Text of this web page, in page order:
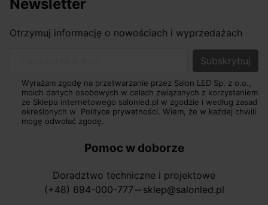
Newsletter
Otrzymuj informację o nowościach i wyprzedażach
Wyrażam zgodę na przetwarzanie przez Salon LED Sp. z o.o.,
moich danych osobowych w celach związanych z korzystaniem
ze Sklepu internetowego salonled.pl w zgodzie i według zasad
określonych w Polityce prywatności. Wiem, że w każdej chwili
mogę odwołać zgodę.
Pomoc w doborze
Doradztwo techniczne i projektowe
(+48) 694-000-777 horizontal_rule sklep@salonled.pl